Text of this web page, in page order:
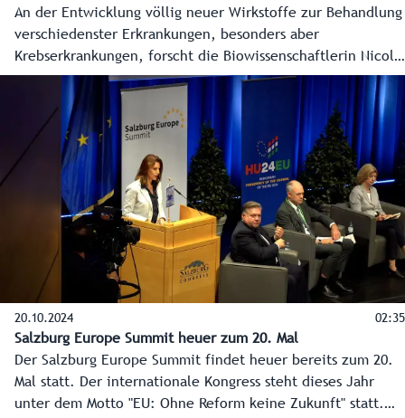
An der Entwicklung völlig neuer Wirkstoffe zur Behandlung
verschiedenster Erkrankungen, besonders aber
Krebserkrankungen, forscht die Biowissenschaftlerin Nicole
Meisner-Kober an einem Ludwig-Boltzmann-Institut in
Salzburg. Das ist ein Vorzeigebeispiel der Kompetenz
Salzburgs in Life Sciences, der Forschung und Entwicklung
in Gesundheit und Medizin. Der neue Masterplan Life
Sciences für Salzburg bringt 15 Millionen Euro von Land
und Bund zur Stärkung dieses Bereichs.
20.10.2024 02:35
Salzburg Europe Summit heuer zum 20. Mal
Der Salzburg Europe Summit findet heuer bereits zum 20.
Mal statt. Der internationale Kongress steht dieses Jahr
unter dem Motto "EU: Ohne Reform keine Zukunft" statt.